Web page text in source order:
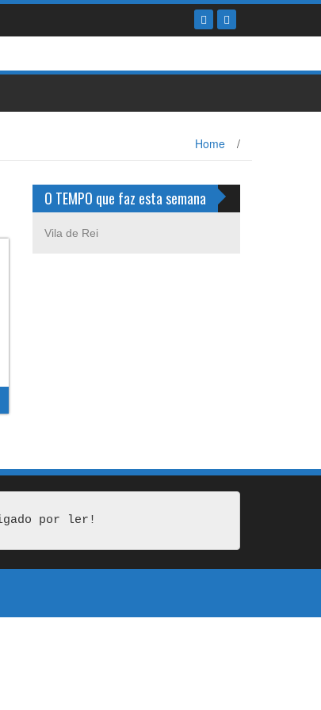
Home /
O TEMPO que faz esta semana
Vila de Rei
por ler!